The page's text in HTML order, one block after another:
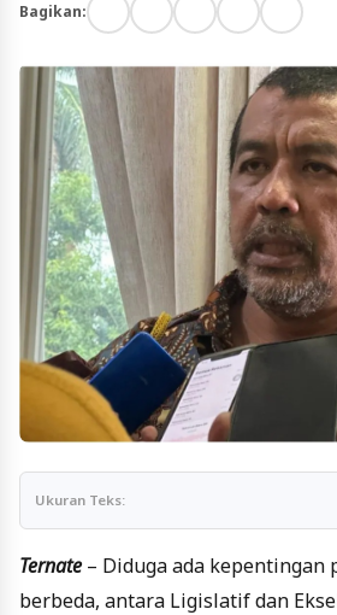
Bagikan:
Ukuran Teks:
Ternate– Diduga ada kepentingan
berbeda, antara Ligislatif dan